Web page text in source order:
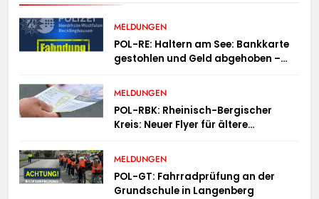
MELDUNGEN
POL-RE: Haltern am See: Bankkarte
gestohlen und Geld abgehoben –
MELDUNGEN
POL-RBK: Rheinisch-Bergischer
Kreis: Neuer Flyer für ältere
MELDUNGEN
POL-GT: Fahrradprüfung an der
Grundschule in Langenberg